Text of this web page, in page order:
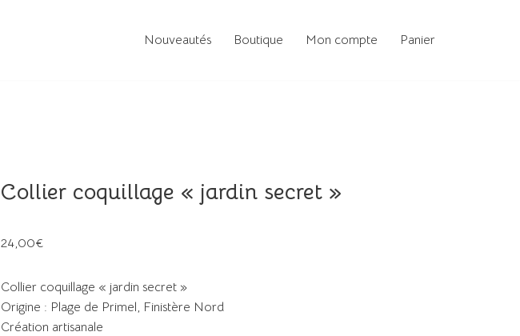
Nouveautés Boutique Mon compte Panier
Collier coquillage « jardin secret »
24,00€
Collier coquillage « jardin secret »
Origine : Plage de Primel, Finistère Nord
Création artisanale